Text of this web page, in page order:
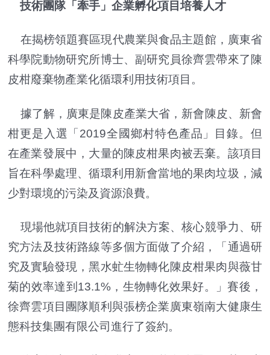
技術團隊「牽手」企業孵化項目培養人才
在揭榜領題賽區現代農業與食品主題館，廣東省
科學院動物研究所博士、副研究員徐齊雲帶來了陳
皮柑廢棄物產業化循環利用技術項目。
據了解，廣東是陳皮產業大省，新會陳皮、新會
柑更是入選「2019全國鄉村特色產品」目錄。但
在產業發展中，大量的陳皮柑果肉被丟棄。該項目
旨在科學處理、循環利用新會當地的果肉垃圾，減
少對環境的污染及資源浪費。
現場他就項目技術的解決方案、核心競爭力、研
究方法及技術路線等多個方面做了介紹，「通過研
究及實驗發現，黑水虻生物轉化陳皮柑果肉與薇甘
菊的效率達到13.1%，生物轉化效果好。」賽後，
徐齊雲項目團隊順利與張榜企業廣東嶺南大健康生
態科技集團有限公司進行了簽約。